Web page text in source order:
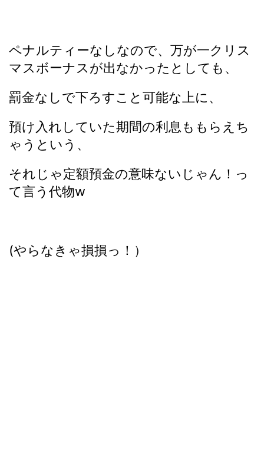
ペナルティーなしなので、万が一クリス
マスボーナスが出なかったとしても、
罰金なしで下ろすこと可能な上に、
預け入れしていた期間の利息ももらえち
ゃうという、
それじゃ定額預金の意味ないじゃん！っ
て言う代物w
(やらなきゃ損損っ！）